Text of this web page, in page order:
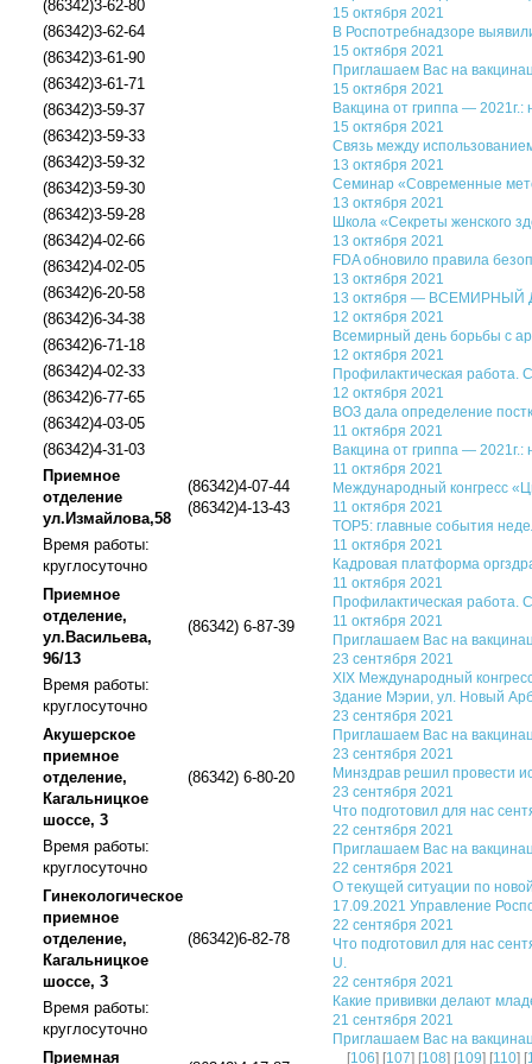
(86342)3-62-80
(86342)3-62-64
(86342)3-61-90
(86342)3-61-71
(86342)3-59-37
(86342)3-59-33
(86342)3-59-32
(86342)3-59-30
(86342)3-59-28
(86342)4-02-66
(86342)4-02-05
(86342)6-20-58
(86342)6-34-38
(86342)6-71-18
(86342)4-02-33
(86342)6-77-65
(86342)4-03-05
(86342)4-31-03
Приемное
отделение
ул.Измайлова,58
(86342)4-07-44
(86342)4-13-43
Время работы:
круглосуточно
Приемное
отделение,
ул.Васильева,
96/13
(86342) 6-87-39
Время работы:
круглосуточно
Акушерское
приемное
отделение,
Кагальницкое
шоссе, 3
(86342) 6-80-20
Время работы:
круглосуточно
Гинекологическое
приемное
отделение,
Кагальницкое
шоссе, 3
(86342)6-82-78
Время работы:
круглосуточно
Приемная
15 октября 2021
В Роспотребнадзоре
15 октября 2021
Приглашаем Вас на
15 октября 2021
Вакцина от гриппа — 2021г.:
15 октября 2021
Связь между
13 октября 2021
Семинар «Современные
13 октября 2021
Школа «Секреты женского
13 октября 2021
FDA обновило правила
13 октября 2021
13 октября —
12 октября 2021
Всемирный день борьбы с
12 октября 2021
Профилактическая работа.
12 октября 2021
ВОЗ дала определение
11 октября 2021
Вакцина от гриппа — 2021г.:
11 октября 2021
Международный конгресс
11 октября 2021
TOP5: главные события
11 октября 2021
Кадровая платформа
11 октября 2021
Профилактическая работа.
11 октября 2021
Приглашаем Вас на
23 сентября 2021
XIX Международный
Здание Мэрии, ул. Новый
23 сентября 2021
Приглашаем Вас на
23 сентября 2021
Минздрав решил провести
23 сентября 2021
Что подготовил для нас
22 сентября 2021
Приглашаем Вас на
22 сентября 2021
О текущей ситуации по
17.09.2021 Управление
22 сентября 2021
Что подготовил для нас
U.
22 сентября 2021
Какие прививки делают
21 сентября 2021
Приглашаем Вас на
[106] [107] [108] [109] [110] [